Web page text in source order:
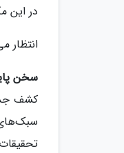
در این
انتظار
سخن
کشف